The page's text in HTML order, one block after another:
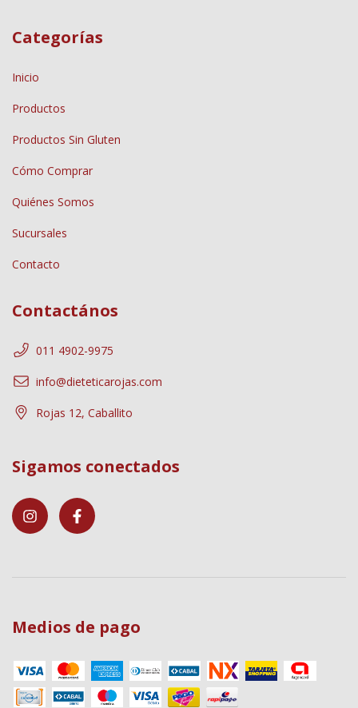
Categorías
Inicio
Productos
Productos Sin Gluten
Cómo Comprar
Quiénes Somos
Sucursales
Contacto
Contactános
011 4902-9975
info@dieteticarojas.com
Rojas 12, Caballito
Sigamos conectados
Medios de pago